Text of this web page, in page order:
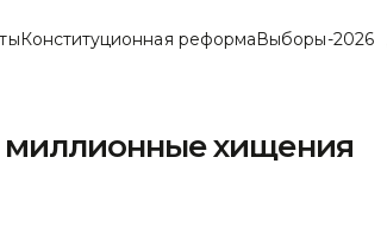
Конституционная реформаВыборы-2026
хищения